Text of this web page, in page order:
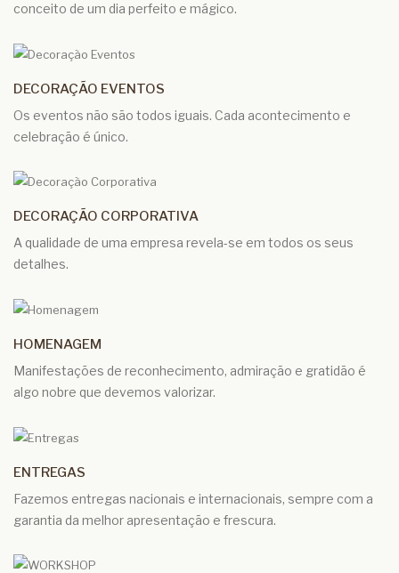
conceito de um dia perfeito e mágico.
DECORAÇÃO EVENTOS
Os eventos não são todos iguais. Cada acontecimento e
celebração é único.
DECORAÇÃO CORPORATIVA
A qualidade de uma empresa revela-se em todos os seus
detalhes.
HOMENAGEM
Manifestações de reconhecimento, admiração e gratidão é
algo nobre que devemos valorizar.
ENTREGAS
Fazemos entregas nacionais e internacionais, sempre com a
garantia da melhor apresentação e frescura.